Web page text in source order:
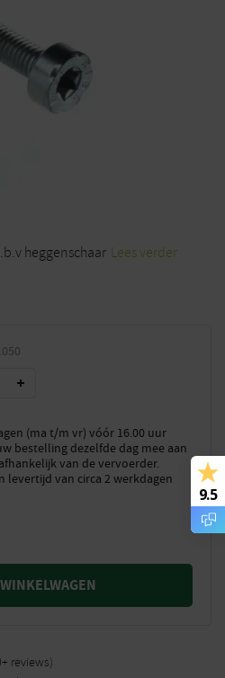
heggenschaar Lees verder
(ma t/m vr) vóór 16.00 uur
bestelling dezelfde dag mee aan
van de vervoerder.
levertijd van circa 2 werkdagen
reviews)
9.5